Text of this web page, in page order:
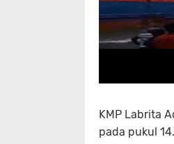
KMP Labrita
pada pukul